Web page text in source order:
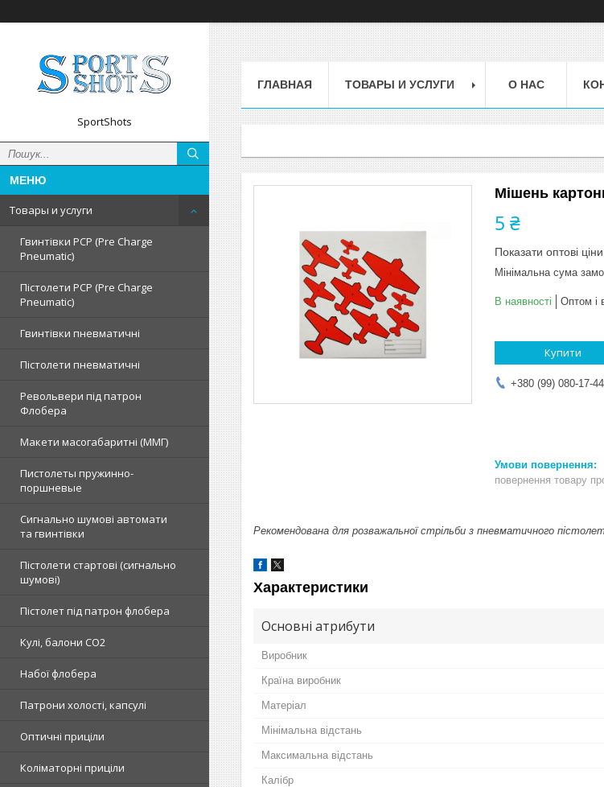
SportShots
Товары и услуги
Гвинтівки PCP (Pre Charge
Pneumatic)
Пістолети PCP (Pre Charge
Pneumatic)
Гвинтівки пневматичні
Пістолети пневматичні
Револьвери під патрон
Флобера
Макети масогабаритні (ММГ)
Пистолеты пружинно-
поршневые
Сигнально шумові автомати
та гвинтівки
Пістолети стартові (сигнально
шумові)
Пістолет під патрон флобера
Кулі, балони СО2
Набої флобера
Патрони холості, капсулі
Оптичні приціли
Коліматорні приціли
ГЛАВНАЯ ТОВАРЫ И УСЛУГИ О НАС
Мішень
5 ₴
Показати оптові ціни
Мінімальна сума
В наявності Оптом і
Купити
+380 (99) 080-17-44
повернення товару
Рекомендована для розважальної стрільби з пневматичного
Характеристики
Основні атрибути
Виробник
Країна виробник
Матеріал
Мінімальна відстань
Максимальна відстань
Калібр